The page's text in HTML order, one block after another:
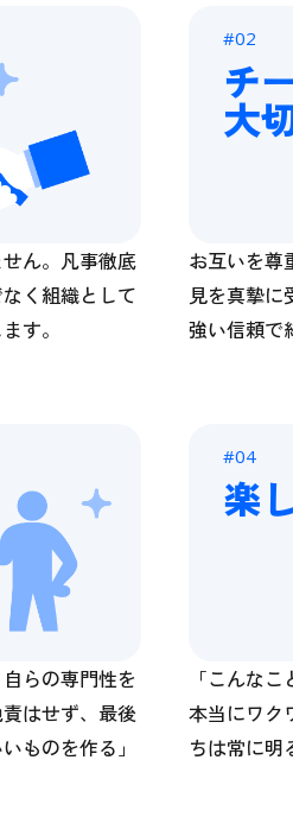
ん。凡事徹底
く組織として
す。
#02
チ
大
お互いを尊
見を真摯に
強い信頼で
らの専門性を
はせず、最後
ものを作る」
#04
楽
「こんな
本当にワク
ちは常に明